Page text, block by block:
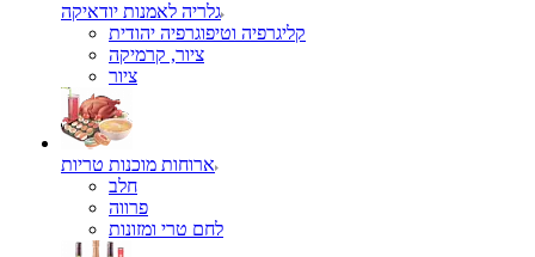
גלריה לאמנות יודאיקה
קליגרפיה וטיפוגרפיה יהודית
ציור, קרמיקה
ציור
ארוחות מוכנות טריות
חלב
פרווה
לחם טרי ומזונות